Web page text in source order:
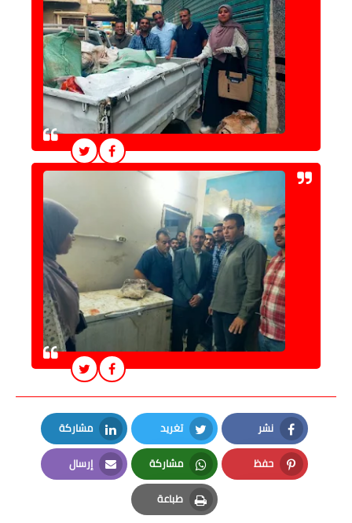
نشر
Facebook
تغريد
Twitter
مشاركة
LinkedIn
حفظ
Pinterest
مشاركة
Whatsapp
إرسال
Email
طباعة
Print